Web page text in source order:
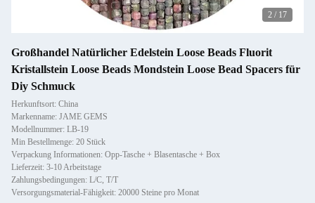
2 / 17
Großhandel Natürlicher Edelstein Loose Beads Fluorit
Kristallstein Loose Beads Mondstein Loose Bead Spacers für
Diy Schmuck
Herkunftsort: China
Markenname: JAME GEMS
Modellnummer: LB-19
Min Bestellmenge: 20 Stück
Verpackung Informationen: Opp-Tasche + Blasentasche + Box
Lieferzeit: 3-10 Arbeitstage
Zahlungsbedingungen: L/C, T/T
Versorgungsmaterial-Fähigkeit: 20000 Steine pro Monat